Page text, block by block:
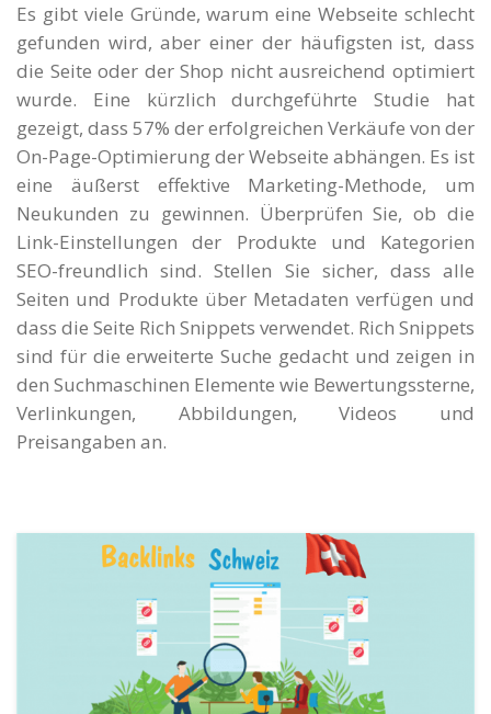
Es gibt viele Gründe, warum eine Webseite schlecht
gefunden wird, aber einer der häufigsten ist, dass
die Seite oder der Shop nicht ausreichend optimiert
wurde. Eine kürzlich durchgeführte Studie hat
gezeigt, dass 57% der erfolgreichen Verkäufe von der
On-Page-Optimierung der Webseite abhängen. Es ist
eine äußerst effektive Marketing-Methode, um
Neukunden zu gewinnen. Überprüfen Sie, ob die
Link-Einstellungen der Produkte und Kategorien
SEO-freundlich sind. Stellen Sie sicher, dass alle
Seiten und Produkte über Metadaten verfügen und
dass die Seite Rich Snippets verwendet. Rich Snippets
sind für die erweiterte Suche gedacht und zeigen in
den Suchmaschinen Elemente wie Bewertungssterne,
Verlinkungen, Abbildungen, Videos und
Preisangaben an.